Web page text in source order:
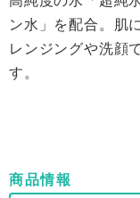
ン水」を配合。肌
レンジングや洗顔
す。
商品情報